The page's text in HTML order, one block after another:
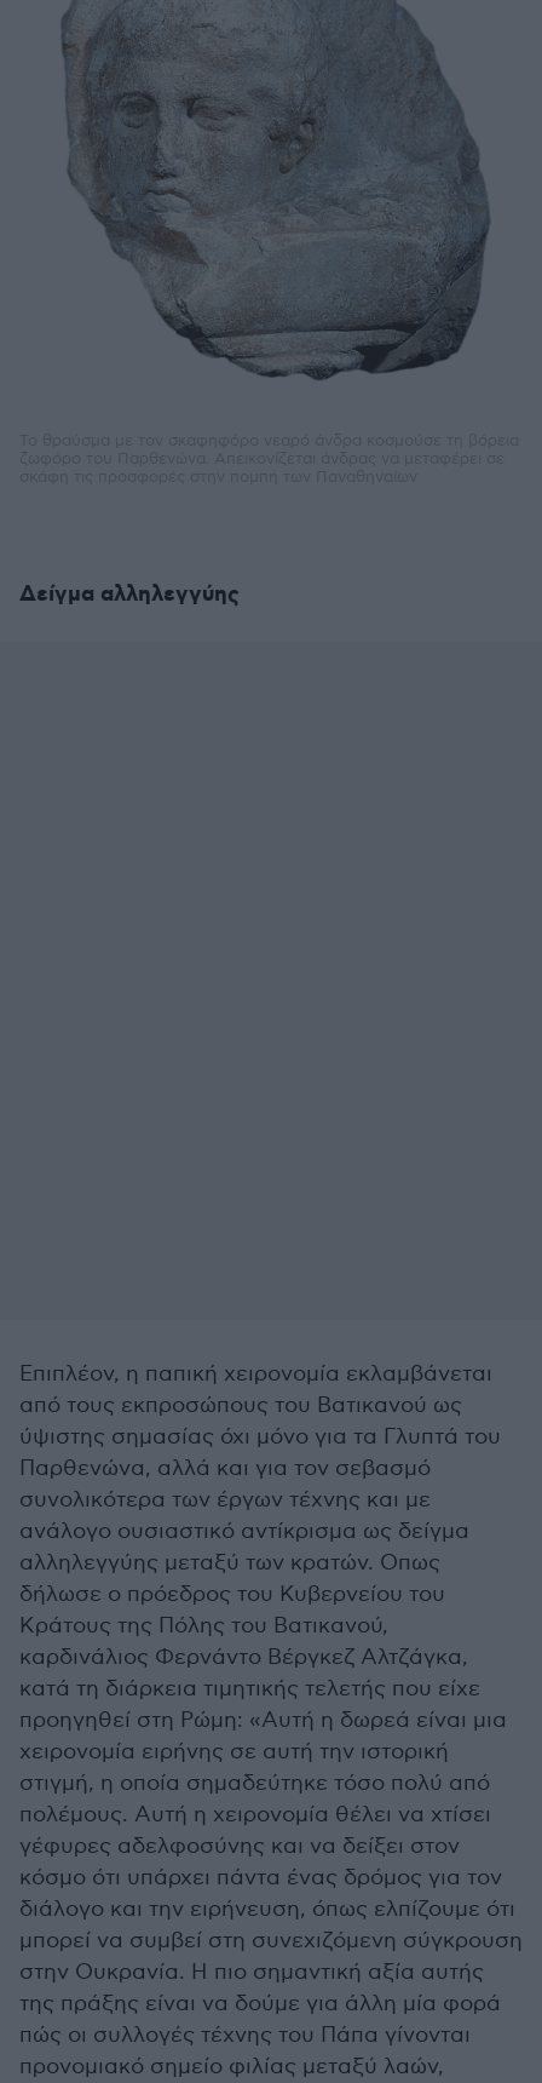
Δείγμα αλληλεγγύης
Επιπλέον, η παπική χειρονομία εκλαμβάνεται
από τους εκπροσώπους του Βατικανού ως
ύψιστης σημασίας όχι μόνο για τα Γλυπτά του
Παρθενώνα, αλλά και για τον σεβασμό
συνολικότερα των έργων τέχνης και με
ανάλογο ουσιαστικό αντίκρισμα ως δείγμα
αλληλεγγύης μεταξύ των κρατών. Οπως
δήλωσε ο πρόεδρος του Κυβερνείου του
Κράτους της Πόλης του Βατικανού,
καρδινάλιος Φερνάντο Βέργκεζ Αλτζάγκα,
κατά τη διάρκεια τιμητικής τελετής που είχε
προηγηθεί στη Ρώμη: «Αυτή η δωρεά είναι μια
χειρονομία ειρήνης σε αυτή την ιστορική
στιγμή, η οποία σημαδεύτηκε τόσο πολύ από
πολέμους. Αυτή η χειρονομία θέλει να χτίσει
γέφυρες αδελφοσύνης και να δείξει στον
κόσμο ότι υπάρχει πάντα ένας δρόμος για τον
διάλογο και την ειρήνευση, όπως ελπίζουμε ότι
μπορεί να συμβεί στη συνεχιζόμενη σύγκρουση
στην Ουκρανία. Η πιο σημαντική αξία αυτής
της πράξης είναι να δούμε για άλλη μία φορά
πώς οι συλλογές τέχνης του Πάπα γίνονται
προνομιακό σημείο φιλίας μεταξύ λαών,